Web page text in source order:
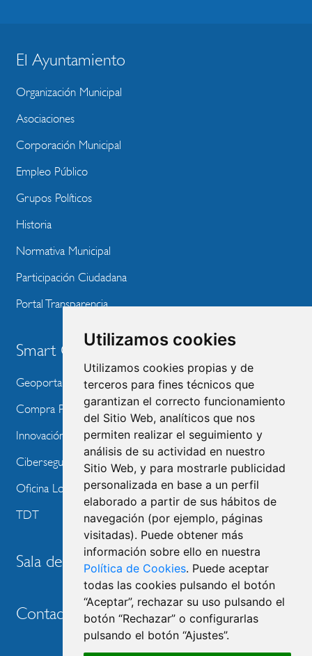
Utilizamos cookies
Utilizamos cookies propias y de
terceros para fines técnicos que
garantizan el correcto funcionamiento
del Sitio Web, analíticos que nos
permiten realizar el seguimiento y
análisis de su actividad en nuestro
Sitio Web, y para mostrarle publicidad
personalizada en base a un perfil
elaborado a partir de sus hábitos de
navegación (por ejemplo, páginas
visitadas). Puede obtener más
información sobre ello en nuestra
Política de Cookies. Puede aceptar
todas las cookies pulsando el botón
“Aceptar”, rechazar su uso pulsando el
botón “Rechazar” o configurarlas
pulsando el botón “Ajustes”.
BLOQUE
MENU
WEBSITE
El Ayuntamiento
Organización Municipal
Asociaciones
Corporación Municipal
Empleo Público
Grupos Políticos
Historia
Normativa Municipal
Participación Ciudadana
Portal Transparencia
Smart City
Geoportal
Compra Pública de Innovación
Innovación Tecnológica
Ciberseguridad
Oficina Local de Ayudas Públicas
TDT
Sala de prensa
Contacto